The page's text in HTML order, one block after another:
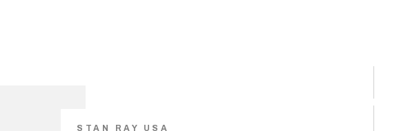
STAN RAY USA